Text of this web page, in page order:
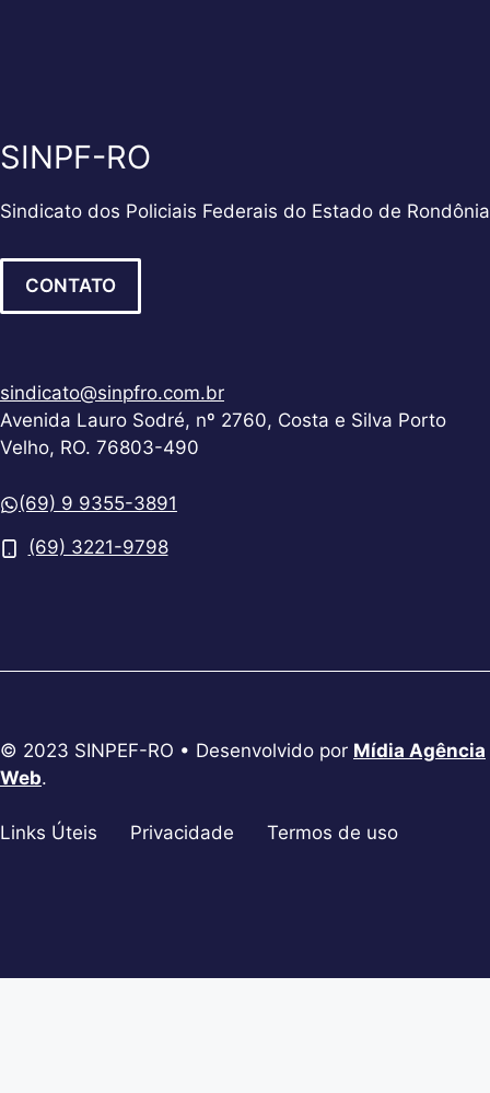
SINPF-RO
Sindicato dos Policiais Federais do Estado de Rondônia
CONTATO
sindicato@sinpfro.com.br
Avenida Lauro Sodré, nº 2760, Costa e Silva Porto
Velho, RO. 76803-490
(69) 9 9355-3891
(69) 3221-9798
© 2023 SINPEF-RO • Desenvolvido por Mídia Agência
Web.
Links Úteis Privacidade Termos de uso